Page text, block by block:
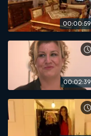
00:00:59
00:02:39